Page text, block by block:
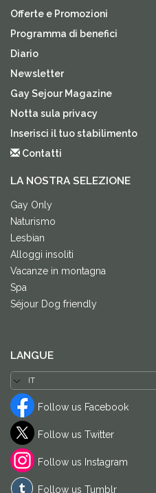
Offerte e Promozioni
Programma di benefici
Diario
Newsletter
Gay Sejour Magazine
Notta sula privacy
Inserisci il tuo stabilimento
Contatti
LA NOSTRA SELEZIONE
Gay Only
Naturismo
Lesbian
Alloggi insoliti
Vacanze in montagna
Spa
Séjour Dog friendly
LANGUE
Follow us Facebook
Follow us Twitter
Follow us Instagram
Follow us Tumblr